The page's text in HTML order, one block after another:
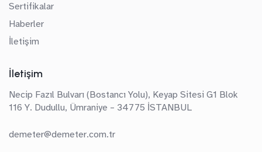
Sertifikalar
Haberler
İletişim
İletişim
Necip Fazıl Bulvarı (Bostancı Yolu), Keyap Sitesi G1 Blok
116 Y. Dudullu, Ümraniye – 34775 İSTANBUL
demeter@demeter.com.tr